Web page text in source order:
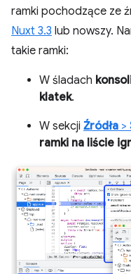
ramki pochodzące ze
Nuxt 3.3 lub nowszy.
takie ramki:
W śladach
klatek.
W sekcji Źródła >
ramki na liście